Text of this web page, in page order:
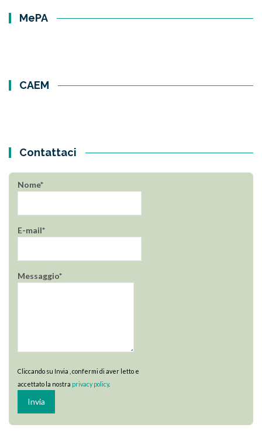
MePA
CAEM
Contattaci
Nome*
E-mail*
Messaggio*
Cliccando su Invia , confermi di aver letto e
accettato la nostra privacy policy.